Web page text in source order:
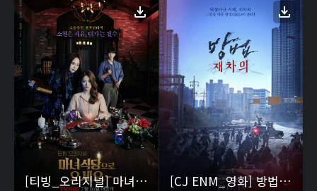
[티빙_오리지널] 마녀식당으로 오세요 [CJ ENM_영화] 방법_재차의 포스터